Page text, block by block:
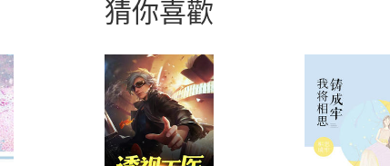
猜你喜歡